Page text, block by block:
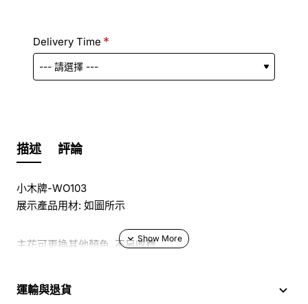
Delivery Time
描述 評論
小木牌-WO103
展示產品用材: 如圖所示
主花可更換其他顏色, 不另收費
於花店訂花, 隨花束附送精美心意咭一張, 歡迎到本花店查詢
運輸與退貨